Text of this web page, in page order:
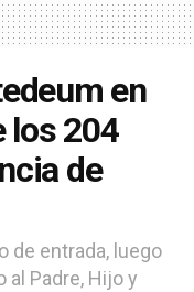
en
los 204
de
de entrada, luego
Padre, Hijo y